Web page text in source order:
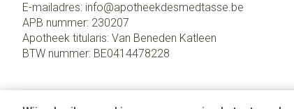
E-mailadres: info@apotheekdesmedtasse.be
APB nummer: 230207
Apotheek titularis: Van Beneden Katleen
BTW nummer: BE0414478228